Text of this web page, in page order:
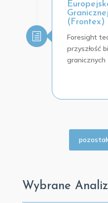
(Frontex)
Foresight
przyszłość
granicznych
Wybrane